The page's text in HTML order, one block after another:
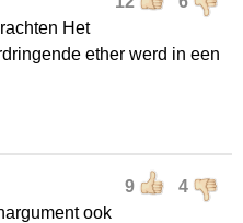
Het
ether werd in een
9 4
ook